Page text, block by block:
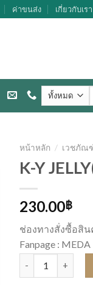
ค่าขนส่ง เกี่ยวกับเรา
หน้าหลัก / เวชภัณ
K-Y
230.00฿
ช่องทางสั่งซื้อสิน
Fanpage :
จำนวน K-Y